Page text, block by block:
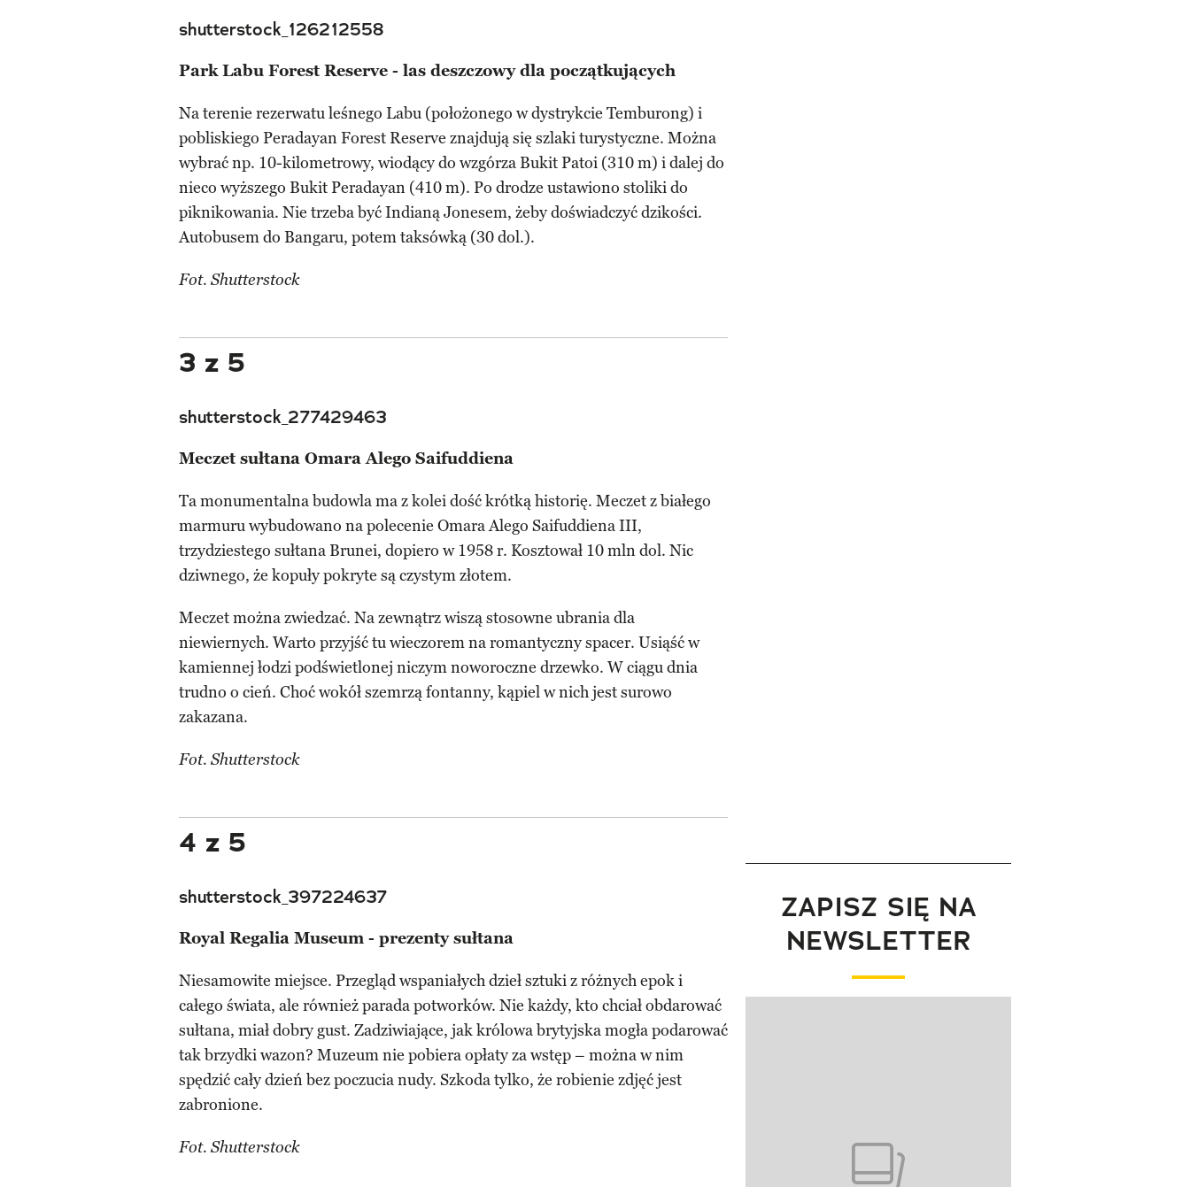
shutterstock_126212558
Park Labu Forest Reserve - las deszczowy dla początkujących
Na terenie rezerwatu leśnego Labu (położonego w dystrykcie Temburong) i
pobliskiego Peradayan Forest Reserve znajdują się szlaki turystyczne. Można
wybrać np. 10-kilometrowy, wiodący do wzgórza Bukit Patoi (310 m) i dalej do
nieco wyższego Bukit Peradayan (410 m). Po drodze ustawiono stoliki do
piknikowania. Nie trzeba być Indianą Jonesem, żeby doświadczyć dzikości.
Autobusem do Bangaru, potem taksówką (30 dol.).
Fot. Shutterstock
3 z 5
shutterstock_277429463
Meczet sułtana Omara Alego Saifuddiena
Ta monumentalna budowla ma z kolei dość krótką historię. Meczet z białego
marmuru wybudowano na polecenie Omara Alego Saifuddiena III,
trzydziestego sułtana Brunei, dopiero w 1958 r. Kosztował 10 mln dol. Nic
dziwnego, że kopuły pokryte są czystym złotem.
Meczet można zwiedzać. Na zewnątrz wiszą stosowne ubrania dla
niewiernych. Warto przyjść tu wieczorem na romantyczny spacer. Usiąść w
kamiennej łodzi podświetlonej niczym noworoczne drzewko. W ciągu dnia
trudno o cień. Choć wokół szemrzą fontanny, kąpiel w nich jest surowo
zakazana.
Fot. Shutterstock
4 z 5
shutterstock_397224637
Royal Regalia Museum - prezenty sułtana
Niesamowite miejsce. Przegląd wspaniałych dzieł sztuki z różnych epok i
całego świata, ale również parada potworków. Nie każdy, kto chciał obdarować
sułtana, miał dobry gust. Zadziwiające, jak królowa brytyjska mogła podarować
tak brzydki wazon? Muzeum nie pobiera opłaty za wstęp – można w nim
spędzić cały dzień bez poczucia nudy. Szkoda tylko, że robienie zdjęć jest
zabronione.
Fot. Shutterstock
ZAPISZ SIĘ NA
NEWSLETTER